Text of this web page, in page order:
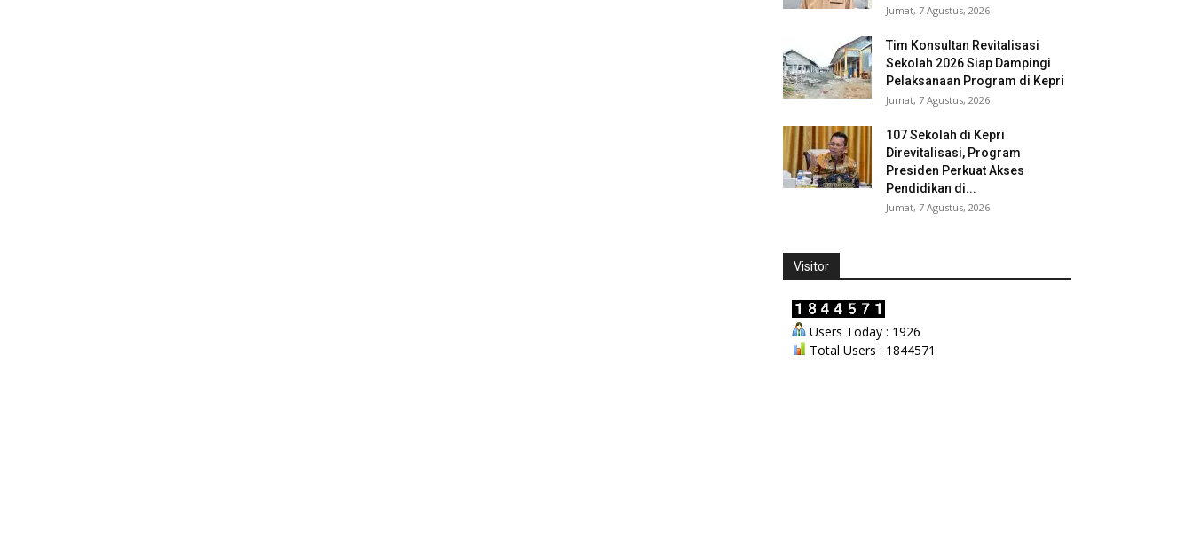
Jumat, 7 Agustus, 2026
Tim Konsultan Revitalisasi
Sekolah 2026 Siap Dampingi
Pelaksanaan Program di Kepri
Jumat, 7 Agustus, 2026
107 Sekolah di Kepri
Direvitalisasi, Program
Presiden Perkuat Akses
Pendidikan di...
Jumat, 7 Agustus, 2026
Visitor
Users Today : 1926
Total Users : 1844571